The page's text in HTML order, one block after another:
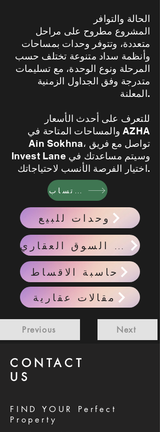
الحالة والتوافر
المشروع مطروح على مراحل
متعددة، وتتوفر وحدات بمساحات
وأنظمة سداد متنوعة تختلف حسب
المرحلة ونوع الوحدة، مع تسليمات
متدرجة وفق الجداول الزمنية
المعلنة.
للتعرف على أحدث الأسعار
والمساحات المتاحة في AZHA
Ain Sokhna، تواصل مع فريق
Invest Lane وسيتم مساعدتك في
اختيار الفرصة الأنسب لاحتياجاتك.
واتساب
وحدات للبيع
احدث اخبار السوق العقاري
حاسبة الاقساط
مقالات عقارية
Previous Next
CONTACT
US
FIND YOUR Perfect
Property